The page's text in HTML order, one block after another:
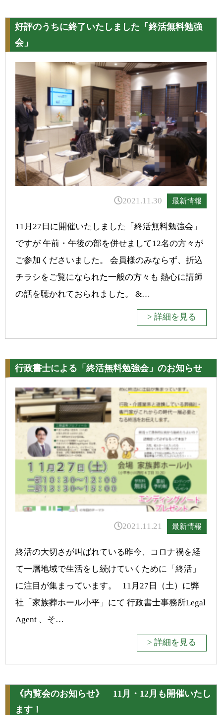
好評のうちに終了いたしました「終活無料勉強
会」
2021.11.30 最新情報
11月27日に開催いたしました「終活無料勉強会」
ですが 午前・午後の部を併せまして12名の方々が
ご参加くださいました。 会員様のみならず、折込
チラシをご覧になられた一般の方々も 熱心に講師
の話を聴かれておられました。 &…
> 詳細を見る
行政書士による「終活無料勉強会」のお知らせ
2021.11.21 最新情報
終活の大切さが叫ばれている昨今、コロナ禍を経
て一層地域で生活をし続けていくために「終活」
に注目が集まっています。 11月27日（土）に弊
社「家族葬ホール小平」にて 行政書士事務所Legal
Agent 、そ…
> 詳細を見る
《内覧会のお知らせ》 11月・12月も開催いたし
ます！